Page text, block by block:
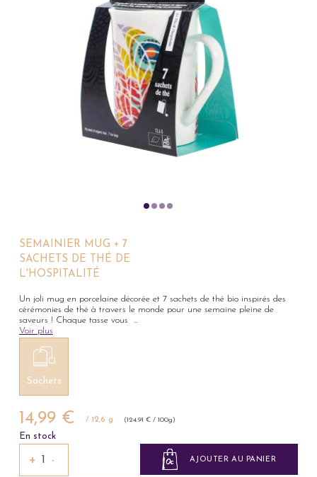
SEMAINIER MUG + 7
SACHETS DE THÉ DE
L'HOSPITALITÉ
Un joli mug en porcelaine décorée et 7 sachets de thé bio inspirés des
cérémonies de thé à travers le monde pour une semaine pleine de
saveurs ! Chaque tasse vous
...
Voir plus
Sachets
14,99 € / 12,6 g (124.91 € / 100g)
En stock
AJOUTER AU PANIER
+ −